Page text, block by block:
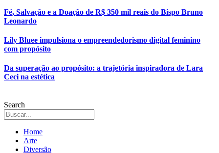
Fé, Salvação e a Doação de R$ 350 mil reais do Bispo Bruno
Leonardo
Lily Bluee impulsiona o empreendedorismo digital feminino
com propósito
Da superação ao propósito: a trajetória inspiradora de Lara
Ceci na estética
Search
Home
Arte
Diversão